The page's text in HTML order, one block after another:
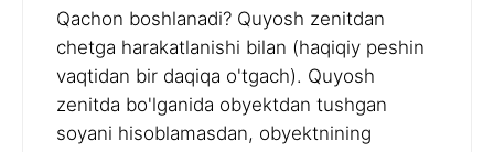
Qachon boshlanadi? Quyosh zenitdan
chetga harakatlanishi bilan (haqiqiy peshin
vaqtidan bir daqiqa o'tgach). Quyosh
zenitda bo'lganida obyektdan tushgan
soyani hisoblamasdan, obyektnining